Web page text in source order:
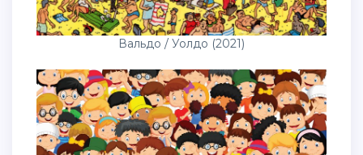
Вальдо / Уолдо (2021)